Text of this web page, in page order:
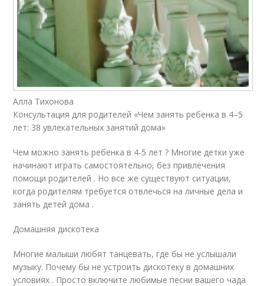
Алла Тихонова
Консультация для родителей «Чем занять ребенка в 4–5
лет: 38 увлекательных занятий дома»
Чем можно занять ребенка в 4-5 лет ? Многие детки уже
начинают играть самостоятельно, без привлечения
помощи родителей . Но все же существуют ситуации,
когда родителям требуется отвлечься на личные дела и
занять детей дома .
Домашняя дискотека
Многие малыши любят танцевать, где бы не услышали
музыку. Почему бы не устроить дискотеку в домашних
условиях . Просто включите любимые песни вашего чада